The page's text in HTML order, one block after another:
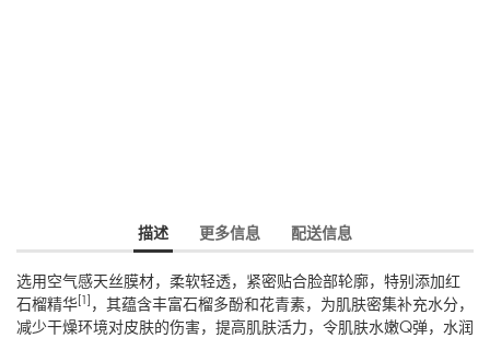
描述 更多信息 配送信息
选用空气感天丝膜材，柔软轻透，紧密贴合脸部轮廓，特别添加红
石榴精华[1] ，其蕴含丰富石榴多酚和花青素，为肌肤密集补充水分，
减少干燥环境对皮肤的伤害，提高肌肤活力，令肌肤水嫩Q弹，水润